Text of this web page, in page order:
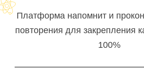
Платформа напомнит и
повторения для закрепления
100%